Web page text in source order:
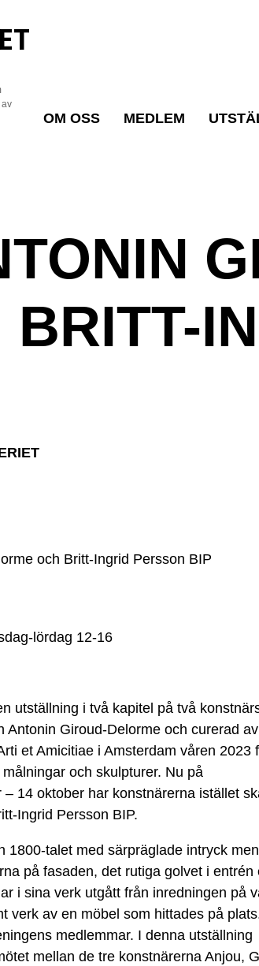
OM OSS MEDLEM
av
och Britt-Ingrid Persson BIP
lördag 12-16
utställning i två kapitel på två
Giroud-Delorme och curerad
et Amicitiae i Amsterdam våren 2023
och skulpturer. Nu på
14 oktober har konstnärerna istället
Ingrid Persson BIP.
talet med särpräglade intryck
på fasaden, det rutiga golvet i entrén
i sina verk utgått från inredningen på
verk av en möbel som hittades på
medlemmar. I denna utställning
mellan de tre konstnärerna Anjou,